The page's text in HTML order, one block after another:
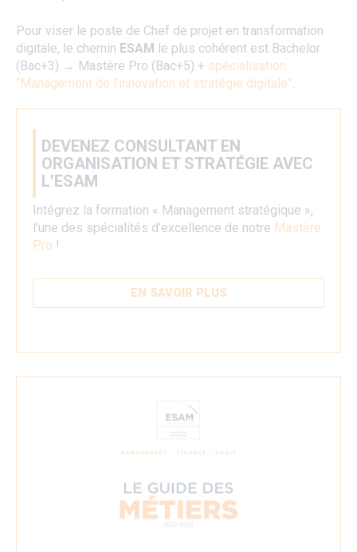
Pour viser le poste de Chef de projet en transformation
digitale, le chemin ESAM le plus cohérent est Bachelor
(Bac+3) → Mastère Pro (Bac+5) + spécialisation
“Management de l’innovation et stratégie digitale”
DEVENEZ CONSULTANT EN
ORGANISATION ET STRATÉGIE AVEC
L’ESAM
Intégrez la formation « Management stratégique »,
l’une des spécialités d’excellence de notre Mastère
Pro !
EN SAVOIR PLUS